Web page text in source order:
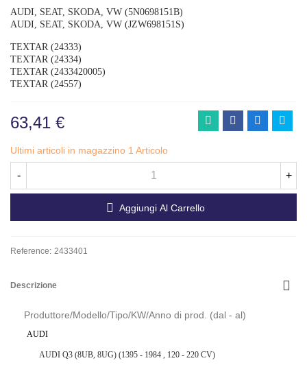
AUDI, SEAT, SKODA, VW (5N0698151B)
AUDI, SEAT, SKODA, VW (JZW698151S)
TEXTAR (24333)
TEXTAR (24334)
TEXTAR (2433420005)
TEXTAR (24557)
63,41 €
Ultimi articoli in magazzino 1 Articolo
- +
Aggiungi Al Carrello
Reference: 2433401
Descrizione
Produttore/Modello/Tipo/KW/Anno di prod. (dal - al)
AUDI
AUDI Q3 (8UB, 8UG) (1395 - 1984 , 120 - 220 CV)